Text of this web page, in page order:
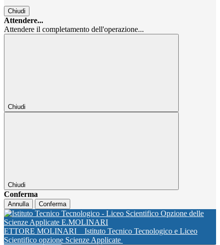
Chiudi
Attendere...
Attendere il completamento dell'operazione...
Chiudi
Chiudi
Conferma
Annulla Conferma
ETTORE MOLINARI
Istituto Tecnico Tecnologico e Liceo
Scientifico opzione Scienze Applicate